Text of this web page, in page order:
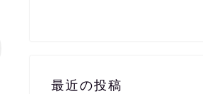
最近の投稿